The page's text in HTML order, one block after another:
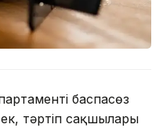
баспасөз
тәртіп сақшылары